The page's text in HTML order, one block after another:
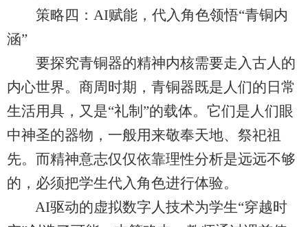
策略四：AI赋能，代入角色领悟“青铜内
涵”
要探究青铜器的精神内核需要走入古人的
内心世界。商周时期，青铜器既是人们的日常
生活用具，又是“礼制”的载体。它们是人们眼
中神圣的器物，一般用来敬奉天地、祭祀祖
先。而精神意志仅仅依靠理性分析是远远不够
的，必须把学生代入角色进行体验。
AI驱动的虚拟数字人技术为学生“穿越时